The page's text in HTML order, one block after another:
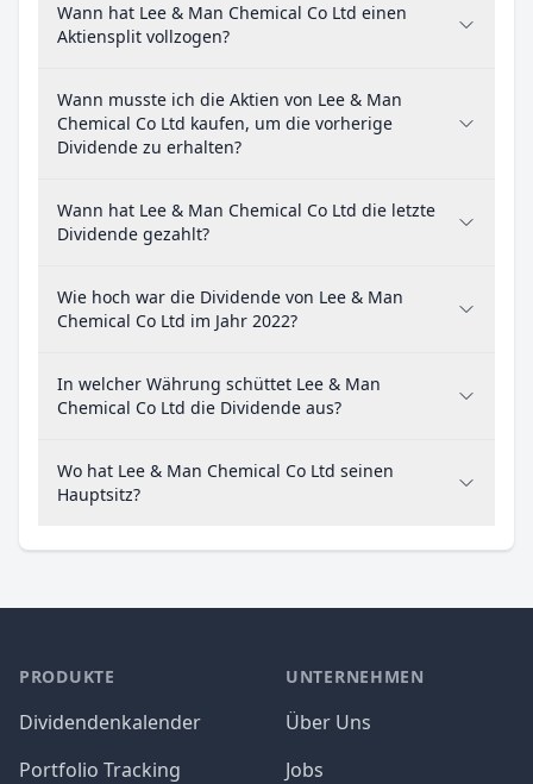
Wann hat Lee & Man Chemical Co Ltd einen
Aktiensplit vollzogen?
Wann musste ich die Aktien von Lee & Man
Chemical Co Ltd kaufen, um die vorherige
Dividende zu erhalten?
Wann hat Lee & Man Chemical Co Ltd die letzte
Dividende gezahlt?
Wie hoch war die Dividende von Lee & Man
Chemical Co Ltd im Jahr 2022?
In welcher Währung schüttet Lee & Man
Chemical Co Ltd die Dividende aus?
Wo hat Lee & Man Chemical Co Ltd seinen
Hauptsitz?
PRODUKTE
Dividendenkalender
Portfolio Tracking
UNTERNEHMEN
Über Uns
Jobs